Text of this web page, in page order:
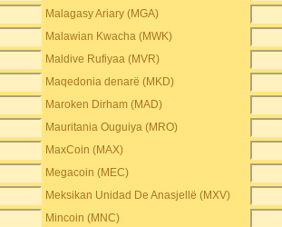
Malagasy Ariary (MGA)
Malawian Kwacha (MWK)
Maldive Rufiyaa (MVR)
Maqedonia denarë (MKD)
Maroken Dirham (MAD)
Mauritania Ouguiya (MRO)
MaxCoin (MAX)
Megacoin (MEC)
Meksikan Unidad De Anasjellë (MXV)
Mincoin (MNC)